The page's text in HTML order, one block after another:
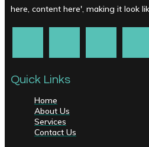
here, content here', making it look
Quick Links
Home
About Us
Services
Contact Us